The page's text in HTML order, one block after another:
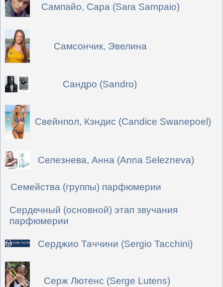
Сампайо, Сара (Sara Sampaio)
Самсончик, Эвелина
Сандро (Sandro)
Свейнпол, Кэндис (Candice Swanepoel)
Селезнева, Анна (Anna Selezneva)
Семейства (группы) парфюмерии
Сердечный (основной) этап звучания
парфюмерии
Серджио Таччини (Sergio Tacchini)
Серж Лютенс (Serge Lutens)